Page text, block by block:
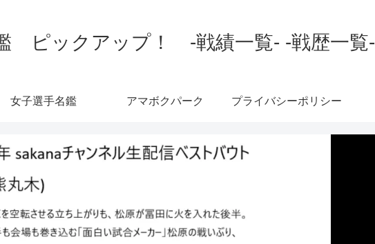
ピックアップ！ -戦績一覧- -戦歴一覧-
女子選手名鑑 アマボクパーク プライバシーポリシー